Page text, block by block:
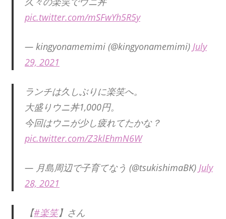
pic.twitter.com/mSFwYh5R5y
— kingyonamemimi (@kingyonamemimi) July
29, 2021
ランチは久しぶりに楽笑へ。
大盛りウニ丼1,000円。
今回はウニが少し疲れてたかな？
pic.twitter.com/Z3klEhmN6W
— 月島周辺で子育てなう (@tsukishimaBK) July
28, 2021
【#楽笑】さん